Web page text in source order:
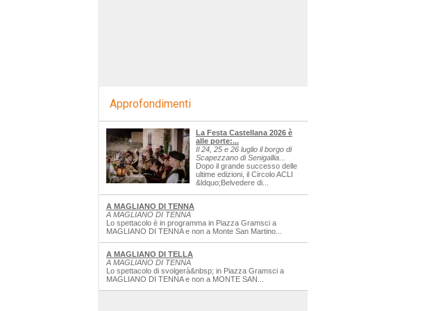
Approfondimenti
La Festa Castellana 2026 è
alle porte:...
Il 24, 25 e 26 luglio il borgo di
Scapezzano di Senigallia...
Dopo il grande successo delle
ultime edizioni, il Circolo ACLI
&ldquo;Belvedere di...
A MAGLIANO DI TENNA
A MAGLIANO DI TENNA
Lo spettacolo è in programma in Piazza Gramsci a
MAGLIANO DI TENNA e non a Monte San Martino...
A MAGLIANO DI TELLA
A MAGLIANO DI TENNA
Lo spettacolo di svolgerà&nbsp; in Piazza Gramsci a
MAGLIANO DI TENNA e non a MONTE SAN...